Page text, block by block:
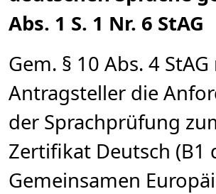
Abs. 1 S. 1 Nr. 6 StAG
Gem. § 10 Abs. 4
Antragsteller die
der Sprachprüfung
Zertifikat Deutsch (B1
Gemeinsamen